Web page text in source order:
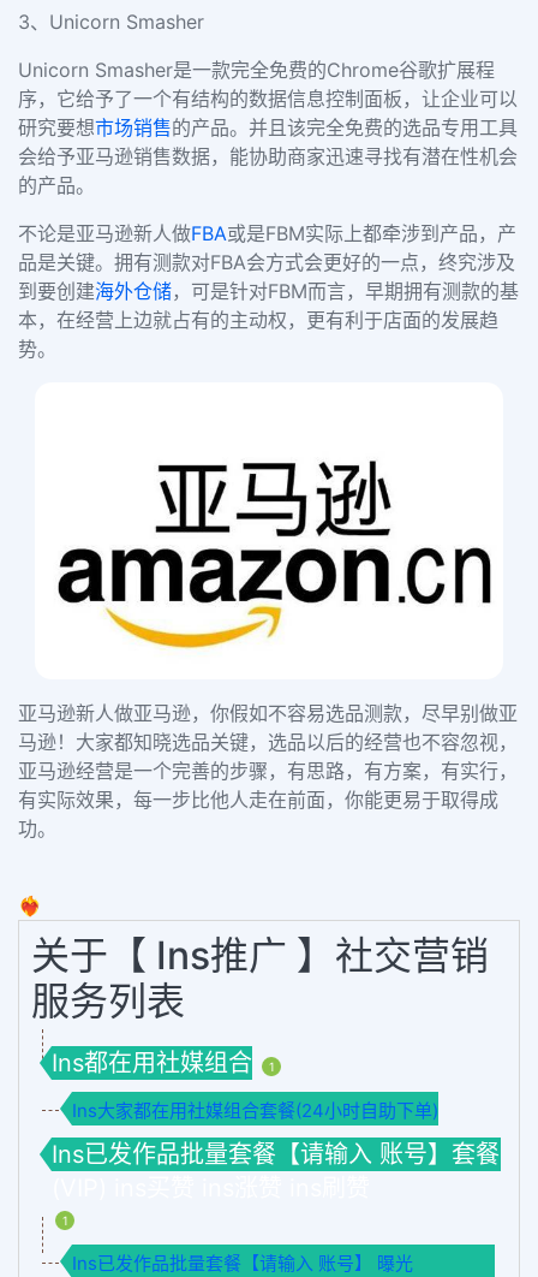
3、Unicorn Smasher
Unicorn Smasher是一款完全免费的Chrome谷歌扩展程
序，它给予了一个有结构的数据信息控制面板，让企业可以
研究要想市场销售的产品。并且该完全免费的选品专用工具
会给予亚马逊销售数据，能协助商家迅速寻找有潜在性机会
的产品。
不论是亚马逊新人做FBA或是FBM实际上都牵涉到产品，产
品是关键。拥有测款对FBA会方式会更好的一点，终究涉及
到要创建海外仓储，可是针对FBM而言，早期拥有测款的基
本，在经营上边就占有的主动权，更有利于店面的发展趋
势。
亚马逊新人做亚马逊，你假如不容易选品测款，尽早别做亚
马逊！大家都知晓选品关键，选品以后的经营也不容忽视，
亚马逊经营是一个完善的步骤，有思路，有方案，有实行，
有实际效果，每一步比他人走在前面，你能更易于取得成
功。
❤️‍🔥
关于【 Ins推广 】社交营销
服务列表
Ins都在用社媒组合 1
Ins大家都在用社媒组合套餐(24小时自助下单)
Ins已发作品批量套餐【请输入 账号】套餐
1
Ins已发作品批量套餐【请输入 账号】 曝光